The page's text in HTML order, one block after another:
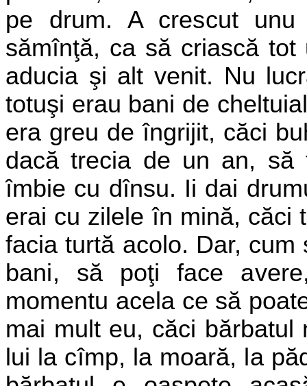
pe drum. A crescut
sămînţă, ca să criască tot
aducia şi alt venit. Nu
totuşi erau bani de
era greu de îngrijit, căci
dacă trecia de un an,
îmbie cu dînsu. Ii dai
erai cu zilele în mină, căci
facia turtă acolo. Dar,
bani, să poţi face
momentu acela ce să
mai mult eu, căci
lui la cîmp, la moară, la